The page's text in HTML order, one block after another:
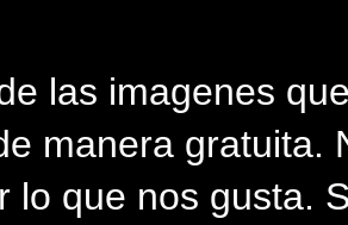
las imagenes
manera gratuita.
lo que nos gusta.